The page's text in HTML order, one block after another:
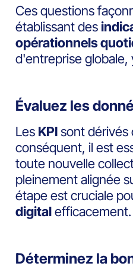
Ces questions
établissant des
opérationnels
d'entreprise
Évaluez les
Les KPIsont dérivés
conséquent, il est
toute nouvelle
pleinement alignée
étape est cruciale
digitalefficacement.
Déterminez la